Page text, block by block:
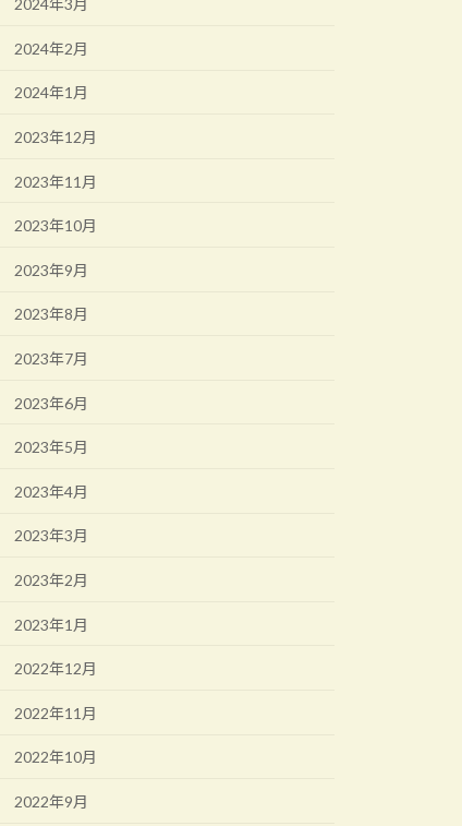
2024年3月
2024年2月
2024年1月
2023年12月
2023年11月
2023年10月
2023年9月
2023年8月
2023年7月
2023年6月
2023年5月
2023年4月
2023年3月
2023年2月
2023年1月
2022年12月
2022年11月
2022年10月
2022年9月